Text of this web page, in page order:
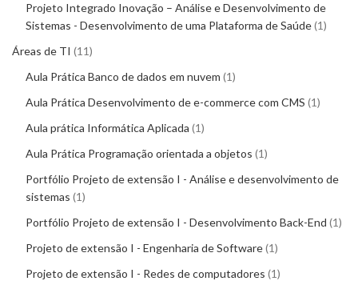
Projeto Integrado Inovação – Análise e Desenvolvimento de
Sistemas - Desenvolvimento de uma Plataforma de Saúde 1
Áreas de TI 11
Aula Prática Banco de dados em nuvem 1
Aula Prática Desenvolvimento de e-commerce com CMS 1
Aula prática Informática Aplicada 1
Aula Prática Programação orientada a objetos 1
Portfólio Projeto de extensão I - Análise e desenvolvimento de
sistemas 1
Portfólio Projeto de extensão I - Desenvolvimento Back-End 1
Projeto de extensão I - Engenharia de Software 1
Projeto de extensão I - Redes de computadores 1